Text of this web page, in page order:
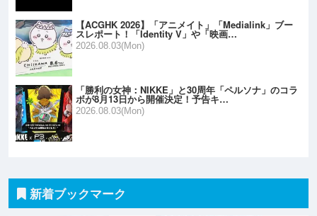
【ACGHK 2026】「アニメイト」「Medialink」ブー
スレポート！「Identity V」や「映画…
2026.08.03(Mon)
「勝利の女神：NIKKE」と30周年「ペルソナ」のコラ
ボが8月13日から開催決定！予告キ…
2026.08.03(Mon)
新着ブックマーク